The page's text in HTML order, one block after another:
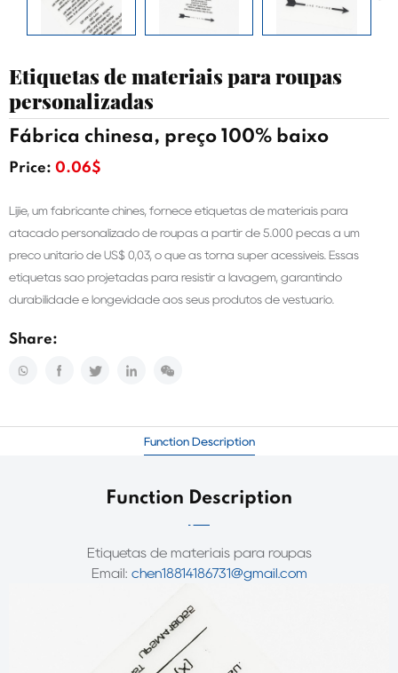
Etiquetas de materiais para roupas
personalizadas
Fábrica chinesa, preço 100% baixo
Price: 0.06$
Lijie, um fabricante chinês, fornece etiquetas de materiais para
atacado personalizado de roupas a partir de 5.000 peças a um
preço unitário de US$ 0,03, o que as torna super acessíveis. Essas
etiquetas são projetadas para resistir à lavagem, garantindo
durabilidade e longevidade aos seus produtos de vestuário.
Share:
Function Description
Function Description
Etiquetas de materiais para roupas
Email: chen18814186731@gmail.com